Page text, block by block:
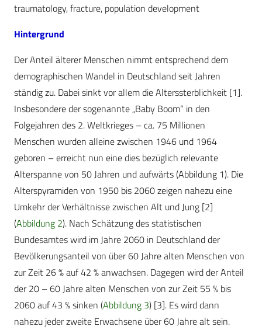
traumatology, fracture, population development
Hintergrund
Der Anteil älterer Menschen nimmt entsprechend dem
demographischen Wandel in Deutschland seit Jahren
ständig zu. Dabei sinkt vor allem die Alterssterblichkeit [1].
Insbesondere der sogenannte „Baby Boom“ in den
Folgejahren des 2. Weltkrieges – ca. 75 Millionen
Menschen wurden alleine zwischen 1946 und 1964
geboren – erreicht nun eine dies bezüglich relevante
Alterspanne von 50 Jahren und aufwärts (Abbildung 1). Die
Alterspyramiden von 1950 bis 2060 zeigen nahezu eine
Umkehr der Verhältnisse zwischen Alt und Jung [2]
(Abbildung 2). Nach Schätzung des statistischen
Bundesamtes wird im Jahre 2060 in Deutschland der
Bevölkerungsanteil von über 60 Jahre alten Menschen von
zur Zeit 26 % auf 42 % anwachsen. Dagegen wird der Anteil
der 20 – 60 Jahre alten Menschen von zur Zeit 55 % bis
2060 auf 43 % sinken (Abbildung 3) [3]. Es wird dann
nahezu jeder zweite Erwachsene über 60 Jahre alt sein.